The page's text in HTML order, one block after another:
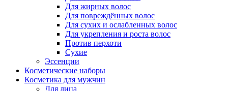
Для жирных волос
Для повреждённых волос
Для сухих и ослабленных волос
Для укрепления и роста волос
Против перхоти
Сухие
Эссенции
Косметические наборы
Косметика для мужчин
Для лица